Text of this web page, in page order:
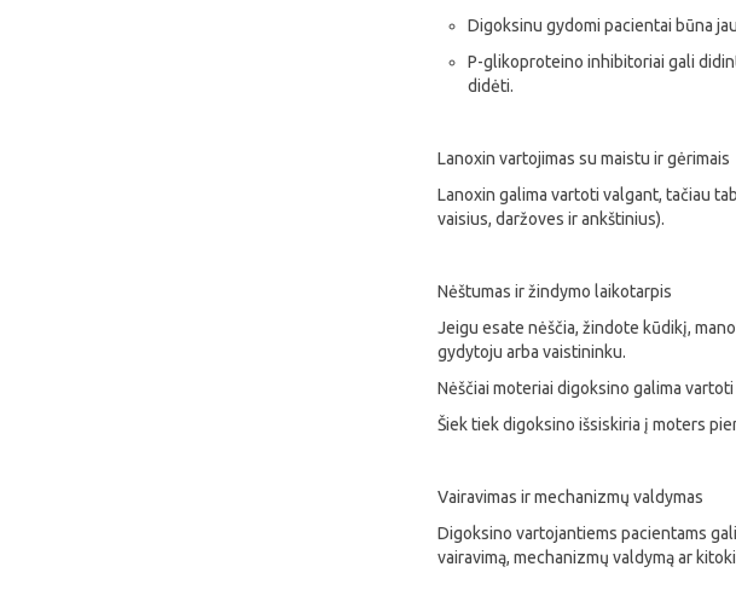
Digoksinu gydomi pacientai būna
P-glikoproteino inhibitoriai gali
didėti.
Lanoxin vartojimas su maistu ir gėrimais
Lanoxin galima vartoti valgant, tačiau
vaisius, daržoves ir ankštinius).
Nėštumas ir žindymo laikotarpis
Jeigu esate nėščia, žindote kūdikį,
gydytoju arba vaistininku.
Nėščiai moteriai digoksino galima
Šiek tiek digoksino išsiskiria į moters
Vairavimas ir mechanizmų valdymas
Digoksino vartojantiems pacientams
vairavimą, mechanizmų valdymą ar